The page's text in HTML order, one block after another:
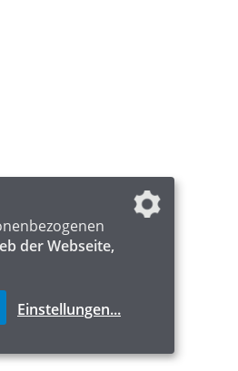
der Webseite,
Einstellungen...